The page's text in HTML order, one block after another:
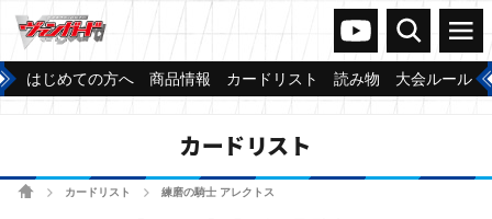
ヴァンガードch
検索 メニュー
はじめての方へ 商品情報 カードリスト 読み物 大会ルール
カードリスト
ホームカードリスト 練磨の騎士 アレクトス